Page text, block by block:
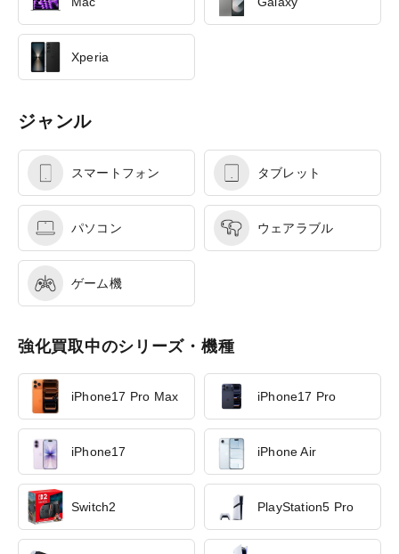
Xperia
ジャンル
スマートフォン タブレット
パソコン ウェアラブル
ゲーム機
強化買取中のシリーズ・機種
iPhone17 Pro Max iPhone17 Pro
iPhone17 iPhone Air
Switch2 PlayStation5 Pro